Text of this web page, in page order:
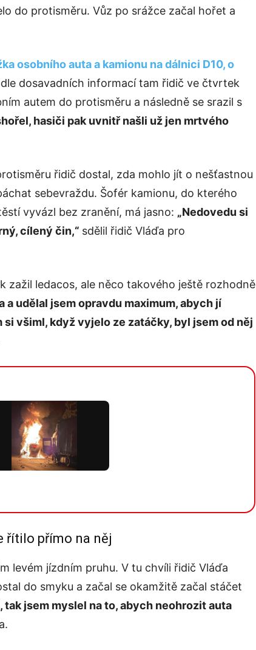
do protisměru. Vůz po srážce začal hořet a
osobního auta a kamionu na dálnici D10, o
dosavadních informací tam řidič ve čtvrtek
autem do protisměru a následně se srazil s
hasiči pak uvnitř našli už jen mrtvého
řidič dostal, zda mohlo jít o nešťastnou
sebevraždu. Šofér kamionu, do kterého
vyvázl bez zranění, má jasno: „Nedovedu si
cílený čin,“ sdělil řidič Vláďa pro
zažil ledacos, ale něco takového ještě rozhodně
a udělal jsem opravdu maximum, abych jí
všiml, když vyjelo ze zatáčky, byl jsem od něj
řítilo přímo na něj
levém jízdním pruhu. V tu chvíli řidič Vláďa
do smyku a začal se okamžitě začal stáčet
tak jsem myslel na to, abych neohrozit auta